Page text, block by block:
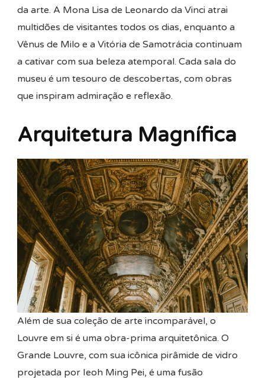
da arte. A Mona Lisa de Leonardo da Vinci atrai
multidões de visitantes todos os dias, enquanto a
Vênus de Milo e a Vitória de Samotrácia continuam
a cativar com sua beleza atemporal. Cada sala do
museu é um tesouro de descobertas, com obras
que inspiram admiração e reflexão.
Arquitetura Magnífica
Além de sua coleção de arte incomparável, o
Louvre em si é uma obra-prima arquitetônica. O
Grande Louvre, com sua icônica pirâmide de vidro
projetada por Ieoh Ming Pei, é uma fusão